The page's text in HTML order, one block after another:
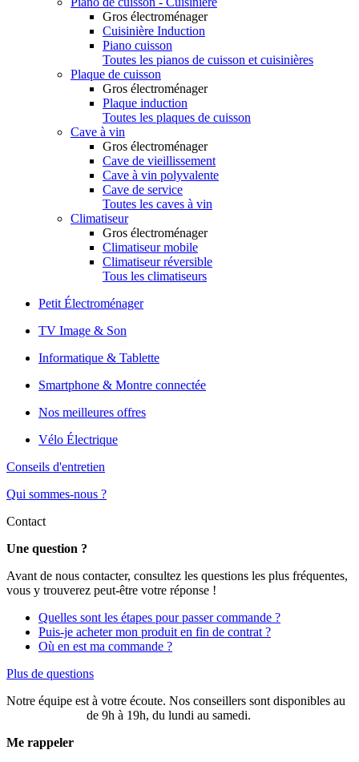
Gros électroménager
Cuisinière Induction
Piano cuisson
Toutes les pianos de cuisson et cuisinières
Plaque de cuisson
Gros électroménager
Plaque induction
Toutes les plaques de cuisson
Cave à vin
Gros électroménager
Cave de vieillissement
Cave à vin polyvalente
Cave de service
Toutes les caves à vin
Climatiseur
Gros électroménager
Climatiseur mobile
Climatiseur réversible
Tous les climatiseurs
Petit Électroménager
TV Image & Son
Informatique & Tablette
Smartphone & Montre connectée
Nos meilleures offres
Vélo Électrique
Conseils d'entretien
Qui sommes-nous ?
Contact
Une question ?
Avant de nous contacter, consultez les questions les plus fréquentes,
vous y trouverez peut-être votre réponse !
Quelles sont les étapes pour passer commande ?
Puis-je acheter mon produit en fin de contrat ?
Où en est ma commande ?
Plus de questions
Notre équipe est à votre écoute. Nos conseillers sont disponibles au
de 9h à 19h, du lundi au samedi.
Me rappeler